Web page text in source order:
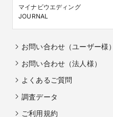
貸切のプライベート空間
なゲストとのひとときを楽
※2026年8月末までのご来館・
※指定の開催日に限る　詳しく
※大人人数に限る
※衣装金額の追加分に限り適用
マイナビウエディング
JOURNAL
お問い合わせ（ユーザー様）
お問い合わせ（法人様）
よくあるご質問
調査データ
ご利用規約